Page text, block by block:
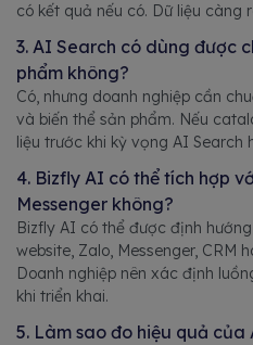
có kết quả nếu có. Dữ liệu càng
3. AI Search có dùng được
phẩm không?
Có, nhưng doanh nghiệp cần
và biến thể sản phẩm. Nếu
liệu trước khi kỳ vọng AI Search
4. Bizfly AI có thể tích hợp
Messenger không?
Bizfly AI có thể được định
website, Zalo, Messenger, CRM
Doanh nghiệp nên xác định
khi triển khai.
5. Làm sao đo hiệu quả của